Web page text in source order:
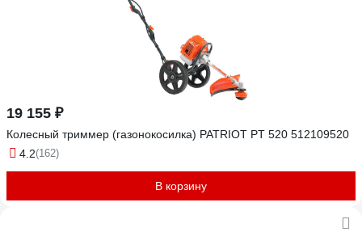
19 155 ₽
Колесный триммер (газонокосилка) PATRIOT PT 520 512109520
4.2(162)
В корзину